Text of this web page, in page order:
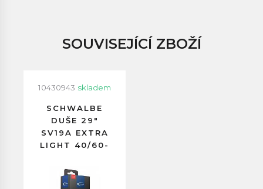
SOUVISEJÍCÍ ZBOŽÍ
10430943 skladem
SCHWALBE
DUŠE 29"
SV19A EXTRA
LIGHT 40/60-
GALUSKOVÝ
VENTILEK